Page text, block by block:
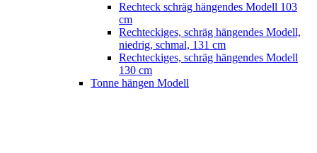
Rechteck schräg hängendes Modell 103
cm
Rechteckiges, schräg hängendes Modell,
niedrig, schmal, 131 cm
Rechteckiges, schräg hängendes Modell
130 cm
Tonne hängen Modell